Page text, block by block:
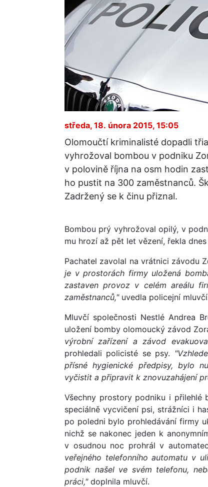
středa, 18. února 2015, 15:05
Olomoučtí kriminalisté dopadli
vyhrožoval bombou v podniku
v polovině října na osm hodin
ho pustit na 300 zaměstnanců.
Zadržený se k činu přiznal.
Bombou prý vyhrožoval opilý, v
mu hrozí až pět let vězení, řekla
Pachatel zavolal na vrátnici závodu
je v prostorách firmy uložená
zastaven provoz v celém areálu
zaměstnanců," uvedla policejní
Mluvčí společnosti Nestlé Andrea
uložení bomby olomoucký závod
výrobní zařízení a závod
prohledali policisté se psy.
přísné hygienické předpisy, bylo
vyčistit a připravit k znovuzahájení
Všechny prostory podniku i přilehlé
speciálně vycvičení psi, strážníci i
po poledni bylo prohledávání firmy
nichž se nakonec jeden k
v osudnou noc prohrál v
veřejného telefonního automatu v
podnik našel ve svém telefonu,
práci,"doplnila mluvčí.